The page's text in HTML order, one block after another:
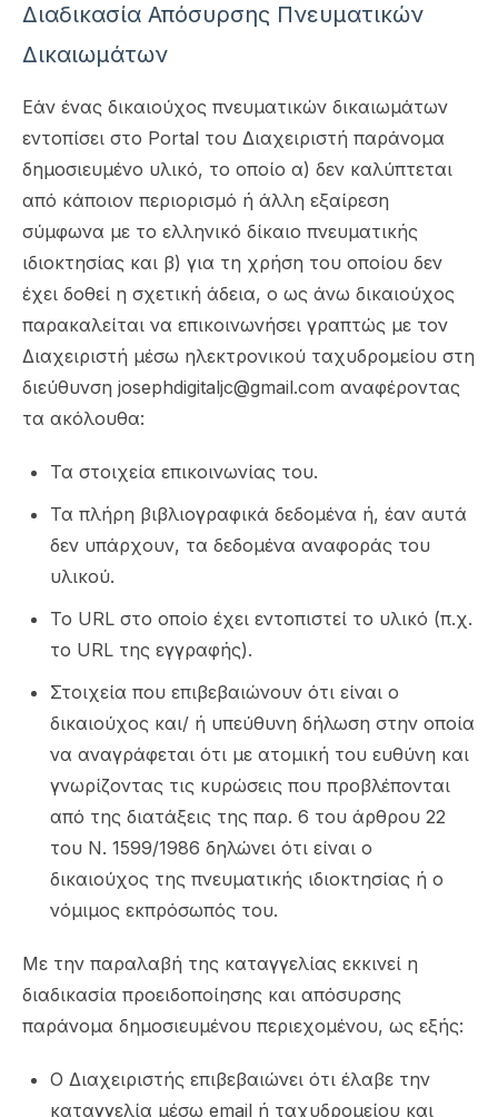
Διαδικασία Απόσυρσης Πνευματικών
Δικαιωμάτων
Εάν ένας δικαιούχος πνευματικών δικαιωμάτων
εντοπίσει στο Portal του Διαχειριστή παράνομα
δημοσιευμένο υλικό, το οποίο α) δεν καλύπτεται
από κάποιον περιορισμό ή άλλη εξαίρεση
σύμφωνα με το ελληνικό δίκαιο πνευματικής
ιδιοκτησίας και β) για τη χρήση του οποίου δεν
έχει δοθεί η σχετική άδεια, ο ως άνω δικαιούχος
παρακαλείται να επικοινωνήσει γραπτώς με τον
Διαχειριστή μέσω ηλεκτρονικού ταχυδρομείου στη
διεύθυνση josephdigitaljc@gmail.com αναφέροντας
τα ακόλουθα:
Τα στοιχεία επικοινωνίας του.
Τα πλήρη βιβλιογραφικά δεδομένα ή, έαν αυτά
δεν υπάρχουν, τα δεδομένα αναφοράς του
υλικού.
Το URL στο οποίο έχει εντοπιστεί το υλικό (π.χ.
το URL της εγγραφής).
Στοιχεία που επιβεβαιώνουν ότι είναι ο
δικαιούχος και/ ή υπεύθυνη δήλωση στην οποία
να αναγράφεται ότι με ατομική του ευθύνη και
γνωρίζοντας τις κυρώσεις που προβλέπονται
από της διατάξεις της παρ. 6 του άρθρου 22
του Ν. 1599/1986 δηλώνει ότι είναι ο
δικαιούχος της πνευματικής ιδιοκτησίας ή ο
νόμιμος εκπρόσωπός του.
Με την παραλαβή της καταγγελίας εκκινεί η
διαδικασία προειδοποίησης και απόσυρσης
παράνομα δημοσιευμένου περιεχομένου, ως εξής:
Ο Διαχειριστής επιβεβαιώνει ότι έλαβε την
καταγγελία μέσω email ή ταχυδρομείου και